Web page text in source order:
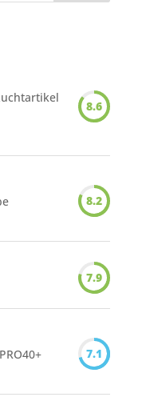
8.6
8.2
7.9
7.1